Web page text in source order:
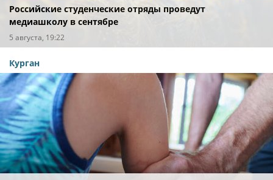
Российские студенческие отряды проведут
медиашколу в сентябре
5 августа, 19:22
Курган